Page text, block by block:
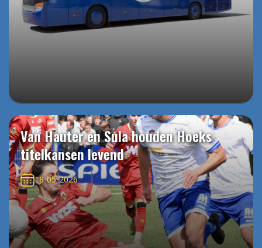
Van Hauter en Sula houden Hoeks
titelkansen levend
18-05-2026